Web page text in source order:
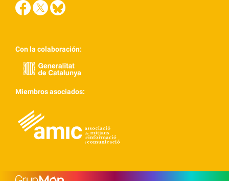
Con la colaboración:
Miembros asociados: